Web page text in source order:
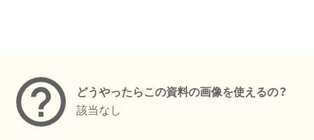
どうやったらこの資料の画像を使えるの？
該当なし